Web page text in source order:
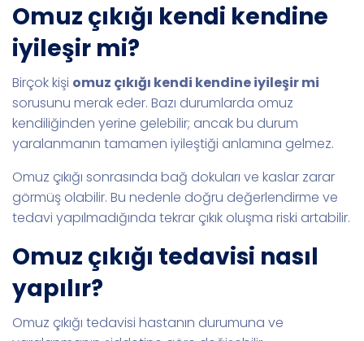
Omuz çıkığı kendi kendine
iyileşir mi?
Birçok kişi omuz çıkığı kendi kendine iyileşir mi
sorusunu merak eder. Bazı durumlarda omuz
kendiliğinden yerine gelebilir; ancak bu durum
yaralanmanın tamamen iyileştiği anlamına gelmez.
Omuz çıkığı sonrasında bağ dokuları ve kaslar zarar
görmüş olabilir. Bu nedenle doğru değerlendirme ve
tedavi yapılmadığında tekrar çıkık oluşma riski artabilir.
Omuz çıkığı tedavisi nasıl
yapılır?
Omuz çıkığı tedavisi hastanın durumuna ve